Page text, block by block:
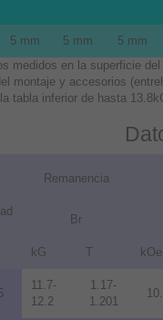
5 mm 5 mm 5 mm
medidos en la superficie
montaje y accesorios
tabla inferior de hasta
Remanencia
Br
kG T kOe
11.7-
12.2
1.17-
1.201